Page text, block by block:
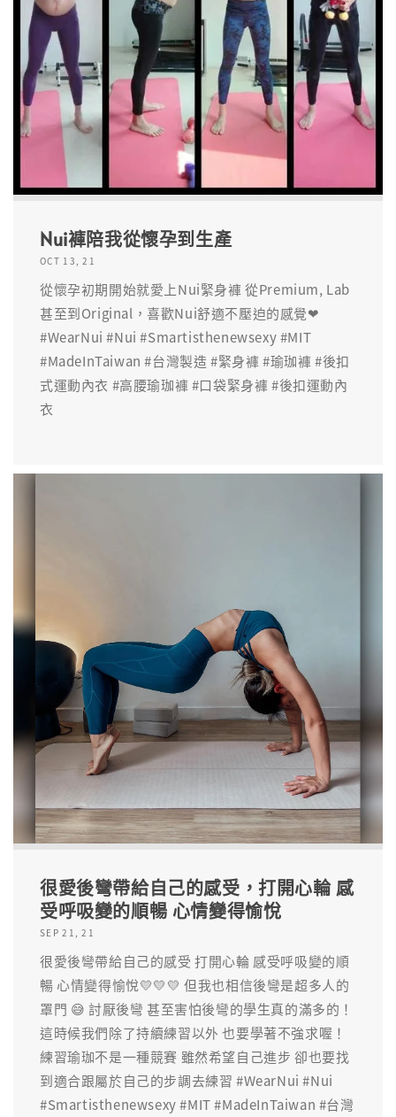
Nui褲陪我從懷孕到生產
OCT 13, 21
從懷孕初期開始就愛上Nui緊身褲 從Premium, Lab
甚至到Original，喜歡Nui舒適不壓迫的感覺❤
#WearNui #Nui #Smartisthenewsexy #MIT
#MadeInTaiwan #台灣製造 #緊身褲 #瑜珈褲 #後扣
式運動內衣 #高腰瑜珈褲 #口袋緊身褲 #後扣運動內
衣
很愛後彎帶給自己的感受，打開心輪 感
受呼吸變的順暢 心情變得愉悅
SEP 21, 21
很愛後彎帶給自己的感受 打開心輪 感受呼吸變的順
暢 心情變得愉悅💛💛💛 但我也相信後彎是超多人的
罩門 😅 討厭後彎 甚至害怕後彎的學生真的滿多的！
這時候我們除了持續練習以外 也要學著不強求喔！
練習瑜珈不是一種競賽 雖然希望自己進步 卻也要找
到適合跟屬於自己的步調去練習 #WearNui #Nui
#Smartisthenewsexy #MIT #MadeInTaiwan #台灣